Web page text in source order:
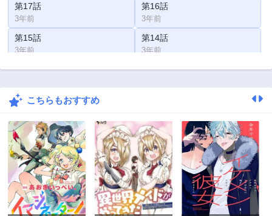
第17話
3年前
第16話
3年前
第15話
3年前
第14話
3年前
第13話 第12話
第11話
第9話
3年前
第8話
3年前
第7話
3年前
第6話
3年前
第5話
3年前
第4話
3年前
こちらもおすすめ